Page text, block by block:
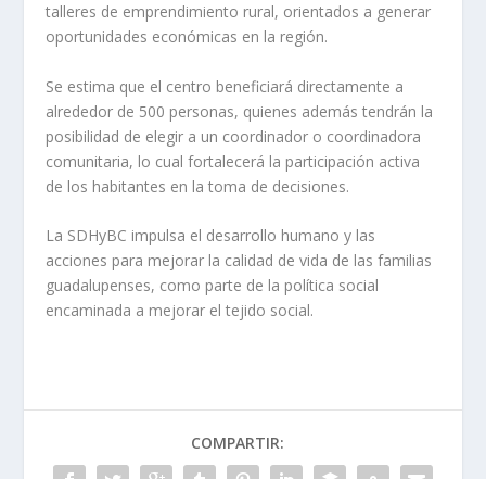
talleres de emprendimiento rural, orientados a generar
oportunidades económicas en la región.
Se estima que el centro beneficiará directamente a
alrededor de 500 personas, quienes además tendrán la
posibilidad de elegir a un coordinador o coordinadora
comunitaria, lo cual fortalecerá la participación activa
de los habitantes en la toma de decisiones.
La SDHyBC impulsa el desarrollo humano y las
acciones para mejorar la calidad de vida de las familias
guadalupenses, como parte de la política social
encaminada a mejorar el tejido social.
COMPARTIR: